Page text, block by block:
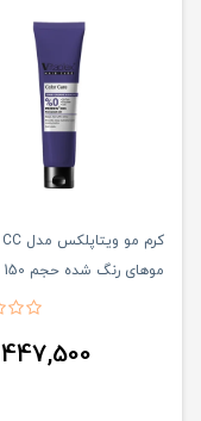
447,500